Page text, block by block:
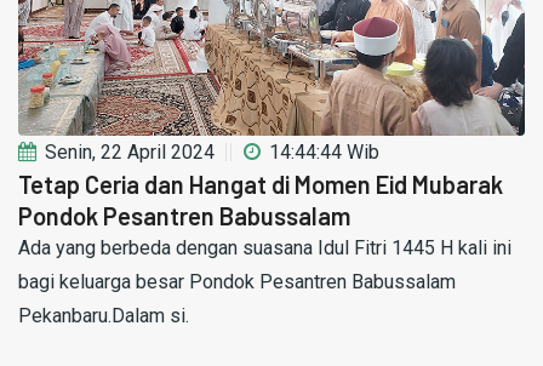
Senin, 22 April 2024 14:44:44 Wib
Tetap Ceria dan Hangat di Momen Eid Mubarak
Pondok Pesantren Babussalam
Ada yang berbeda dengan suasana Idul Fitri 1445 H kali ini
bagi keluarga besar Pondok Pesantren Babussalam
Pekanbaru.Dalam si.